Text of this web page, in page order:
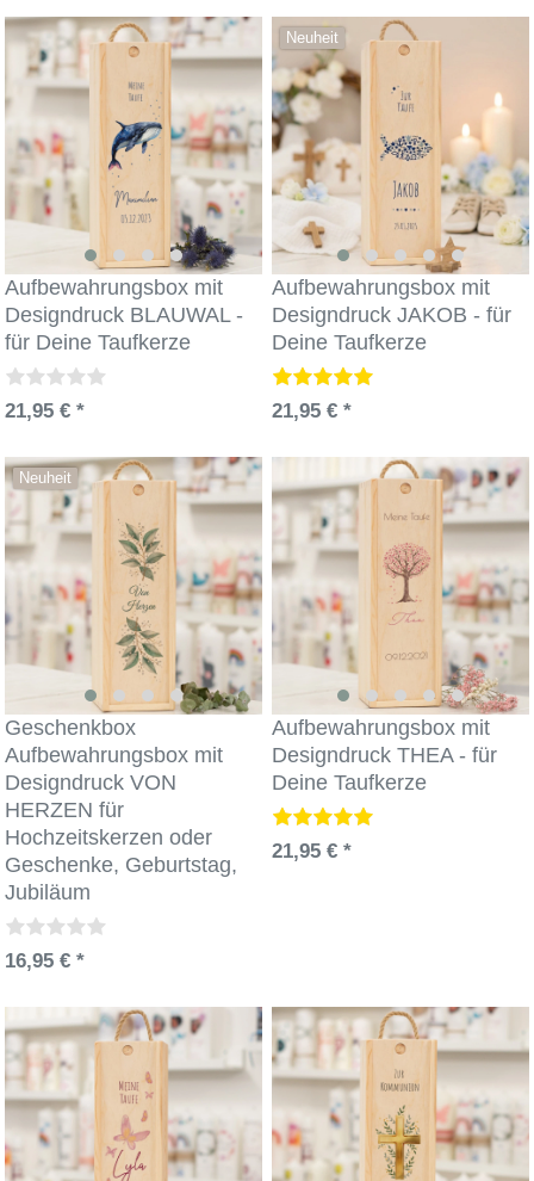
Aufbewahrungsbox mit
Designdruck BLAUWAL -
für Deine Taufkerze
21,95 € *
Neuheit
Aufbewahrungsbox mit
Designdruck JAKOB - für
Deine Taufkerze
21,95 € *
Neuheit
Geschenkbox
Aufbewahrungsbox mit
Designdruck VON
HERZEN für
Hochzeitskerzen oder
Geschenke, Geburtstag,
Jubiläum
16,95 € *
Aufbewahrungsbox mit
Designdruck THEA - für
Deine Taufkerze
21,95 € *